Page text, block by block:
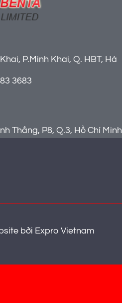
P.Minh Khai, Q. HBT, Hà
3683
Thắng, P8, Q.3, Hồ Chí Minh
bởi Expro Vietnam